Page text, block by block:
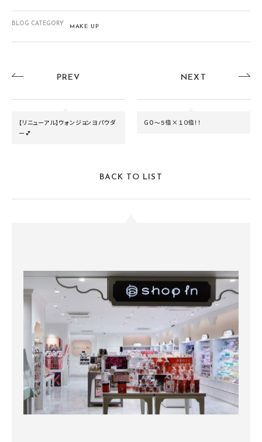
BLOG CATEGORY
:
MAKE UP
PREV
【リニューアル】ウォンジョンヨパウダ
ー💕
NEXT
GO～５倍×１０倍！！
BACK TO LIST